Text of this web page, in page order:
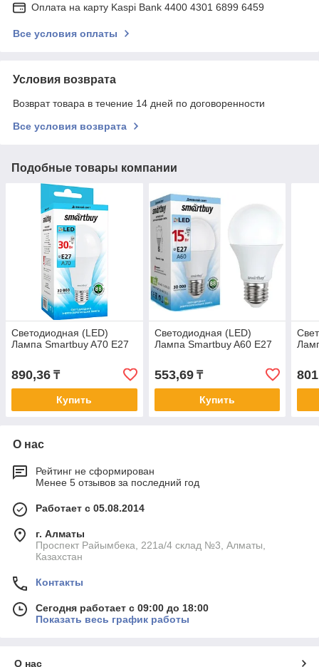
Оплата на карту Kaspi Bank 4400 4301 6899 6459
Все условия оплаты
Условия возврата
Возврат товара в течение 14 дней по договоренности
Все условия возврата
Подобные товары компании
Светодиодная (LED)
Лампа Smartbuy A70 E27
890,36 ₸
Купить
Светодиодная (LED)
Лампа Smartbuy A60 E27
553,69₸
Купить
О нас
Рейтинг не сформирован
Менее 5 отзывов за последний год
Работает с 05.08.2014
г. Алматы
Проспект Райымбека, 221а/4 склад №3, Алматы,
Казахстан
Контакты
Сегодня работает с 09:00 до 18:00
Показать весь график работы
О нас